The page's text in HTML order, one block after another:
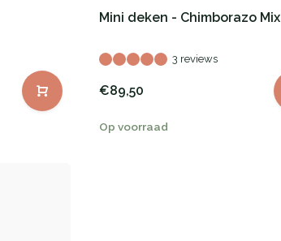
Mini deken - Chimborazo Mix
3 reviews
€89,50
Op voorraad